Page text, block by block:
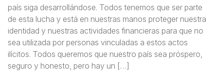
país siga desarrollándose. Todos tenemos que ser parte
de esta lucha y está en nuestras manos proteger nuestra
identidad y nuestras actividades financieras para que no
sea utilizada por personas vinculadas a estos actos
ilícitos. Todos queremos que nuestro país sea próspero,
seguro y honesto, pero hay un […]